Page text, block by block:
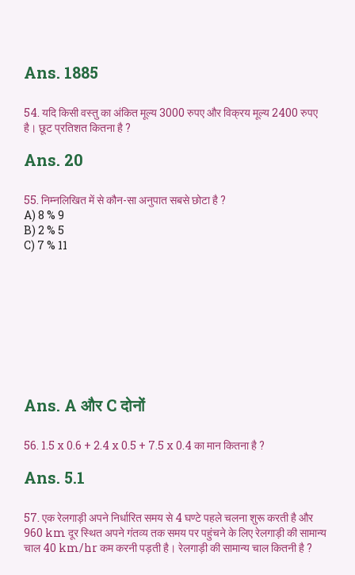
Ans. 1885
54. यदि किसी वस्तु का अंकित मूल्य 3000 रुपए और विक्रय मूल्य 2400 रुपए
है। छूट प्रतिशत कितना है ?
Ans. 20
55. निम्नलिखित में से कौन-सा अनुपात सबसे छोटा है ?
A) 8 % 9
B) 2 % 5
C) 7 % 11
Ans. A और C दोनों
56. 1.5 x 0.6 + 2.4 x 0.5 + 7.5 x 0.4 का मान कितना है ?
Ans. 5.1
57. एक रेलगाड़ी अपने निर्धारित समय से 4 घण्टे पहले चलना शुरू करती है और
960 km दूर स्थित अपने गंतव्य तक समय पर पहुंचने के लिए रेलगाड़ी की सामान्य
चाल 40 km/hr कम करनी पड़ती है। रेलगाड़ी की सामान्य चाल कितनी है ?